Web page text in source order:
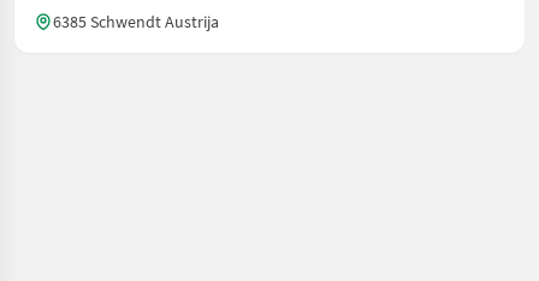
6385 Schwendt Austrija